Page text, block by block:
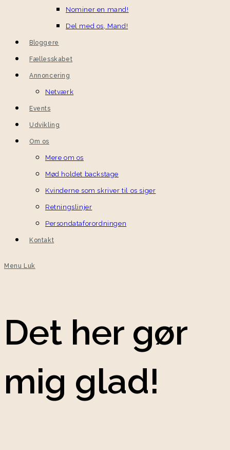
Nominer en mand!
Del med os, Mand!
Bloggere
Fællesskabet
Annoncering
Netværk
Events
Udvikling
Om os
Mere om os
Mød holdet backstage
Kvinderne som skriver til os siger
Retningslinjer
Persondataforordningen
Kontakt
Menu Luk
Det her gør
mig glad!